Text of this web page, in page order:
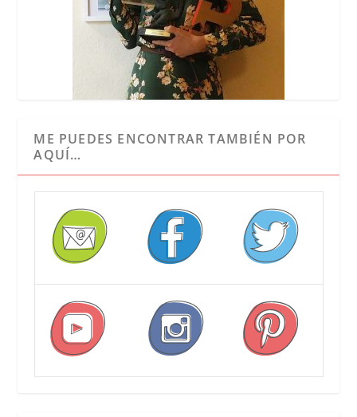
ME PUEDES ENCONTRAR TAMBIÉN POR
AQUÍ…